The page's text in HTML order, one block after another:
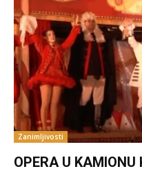
Zanimljivosti
OPERA U KAMIONU